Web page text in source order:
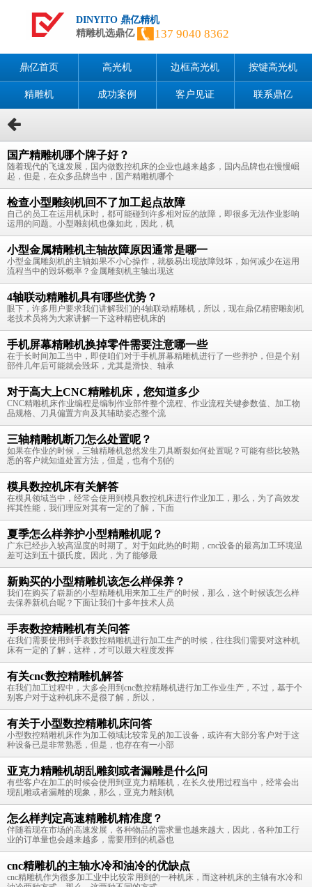
DINYITO 鼎亿精机
精雕机选鼎亿
137 9040 8362
鼎亿首页 高光机 边框高光机 按键高光机
精雕机 成功案例 客户见证 联系鼎亿
国产精雕机哪个牌子好？
随着现代的飞速发展，国内做数控机床的企业也越来越多，国内品牌也在慢慢崛
起，但是，在众多品牌当中，国产精雕机哪个
检查小型雕刻机回不了加工起点故障
自己的员工在运用机床时，都可能碰到许多相对应的故障，即很多无法作业影响
运用的问题。小型雕刻机也像如此，因此，机
小型金属精雕机主轴故障原因通常是哪一
小型金属雕刻机的主轴如果不小心操作，就极易出现故障毁坏，如何减少在运用
流程当中的毁坏概率？金属雕刻机主轴出现这
4轴联动精雕机具有哪些优势？
眼下，许多用户要求我们讲解我们的4轴联动精雕机，所以，现在鼎亿精密雕刻机
老技术员将为大家讲解一下这种精密机床的
手机屏幕精雕机换掉零件需要注意哪一些
在于长时间加工当中，即使咱们对于手机屏幕精雕机进行了一些养护，但是个别
部件几年后可能就会毁坏，尤其是滑快、轴承
对于高大上CNC精雕机床，您知道多少
CNC精雕机床作业编程是编制作业部件整个流程、作业流程关键参数值、加工物
品规格、刀具偏置方向及其辅助姿态整个流
三轴精雕机断刀怎么处置呢？
如果在作业的时候，三轴精雕机忽然发生刀具断裂如何处置呢？可能有些比较熟
悉的客户就知道处置方法，但是，也有个别的
模具数控机床有关解答
在模具领域当中，经常会使用到模具数控机床进行作业加工，那么，为了高效发
挥其性能，我们理应对其有一定的了解，下面
夏季怎么样养护小型精雕机呢？
广东已经步入较高温度的时期了。对于如此热的时期，cnc设备的最高加工环境温
差可达到五十摄氏度。因此，为了能够最
新购买的小型精雕机该怎么样保养？
我们在购买了崭新的小型精雕机用来加工生产的时候，那么，这个时候该怎么样
去保养新机台呢？下面让我们十多年技术人员
手表数控精雕机有关问答
在我们需要使用到手表数控精雕机进行加工生产的时候，往往我们需要对这种机
床有一定的了解，这样，才可以最大程度发挥
有关cnc数控精雕机解答
在我们加工过程中，大多会用到cnc数控精雕机进行加工作业生产，不过，基于个
别客户对于这种机床不是很了解，所以，
有关于小型数控精雕机床问答
小型数控精雕机床作为加工领域比较常见的加工设备，或许有大部分客户对于这
种设备已是非常熟悉，但是，也存在有一小部
亚克力精雕机胡乱雕刻或者漏雕是什么问
有些客户在加工的时候会使用到亚克力精雕机，在长久使用过程当中，经常会出
现乱雕或者漏雕的现象，那么，亚克力雕刻机
怎么样判定高速精雕机精准度？
伴随着现在市场的高速发展，各种物品的需求量也越来越大，因此，各种加工行
业的订单量也会越来越多，需要用到的机器也
cnc精雕机的主轴水冷和油冷的优缺点
cnc精雕机作为很多加工业中比较常用到的一种机床，而这种机床的主轴有水冷和